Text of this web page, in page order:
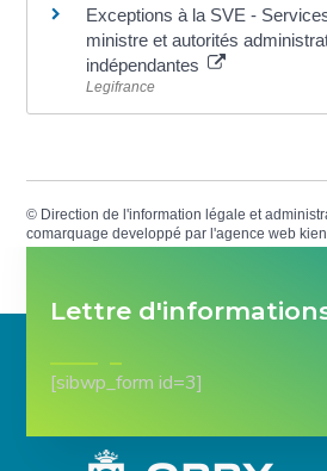
Exceptions à la SVE -
ministre et autorités
indépendantes
Legifrance
© Direction de l'information légale et
comarquage developpé par l'agence web
Lettre
[sibwp_form id=3]